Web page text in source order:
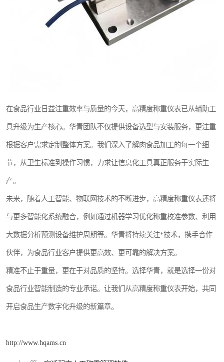
在食品行业日益注重效率与质量的今天，高精度称重仪表已从辅助工
具升级为生产核心。华青团队不仅提供设备选型与安装服务，更注重
根据客户需求定制整体方案。我们深入了解肉食品加工的每一个细
节，从卫生标准到操作习惯，力求让信息化工具真正服务于实际生
产。
未来，随着人工智能、物联网技术的不断进步，高精度称重仪表还将
与更多智能化系统融合，例如通过机器学习优化称重校准参数、利用
大数据分析预测设备维护周期等。华青将持续关注*技术，携手合作
伙伴，为食品行业客户提供更高效、更可靠的解决方案。
精准不止于重量，更在于对品质的坚持。选择华青，就是选择一份对
食品行业智能制造的专业承诺。让我们从高精度称重仪表开始，共同
开启食品生产数字化升级的新篇章。
http://www.hqams.cn